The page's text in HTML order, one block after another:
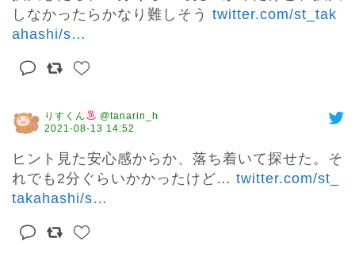
しなかったらかなり難しそう twitter.com/st_tak
ahashi/s…
りすくん
@tanarin_h
2021-08-13 14:52
ヒント見た安心感からか、落ち着いて探せた。そ
れでも2分ぐらいかかったけど… twitter.com/st_
takahashi/s…